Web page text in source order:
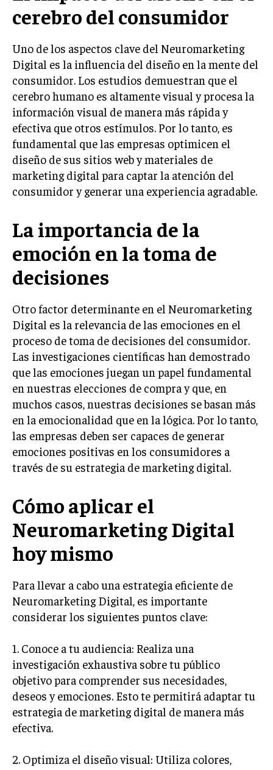
FINANZAS
FINANZAS Y CONTABILIDAD
GESTIÓN DE RECURSOS FINANCIEROS
INVERSIONES Y MERCADOS FINANCIEROS
CONTABILIDAD EMPRESARIAL
INTERNACIONAL
NEGOCIOS INTERNACIONALES
COMERCIO INTERNACIONAL
IMPORTACIÓN Y EXPORTACIÓN
ALIANZAS ESTRATÉGICAS
TECNOLOGIA
TRANSFORMACIÓN DIGITAL
ANALÍTICA EMPRESARIAL Y BUSINESS
INTELLIGENCE
CIBERSEGURIDAD EMPRESARIAL
ESTRATEGIA
EMPRESAS FAMILIARES Y SUCESIÓN
GESTIÓN DEL RIESGO EMPRESARIAL
DERECHO EMPRESARIAL Y REGULACIONES
ÉXITO EMPRESARIAL Y CASOS DE ESTUDIO
GOBIERNO CORPORATIVO
NEGOCIOS
ESTRATEGIAS DE NEGOCIOS
MARKETING B2B
FRANQUICIAS
MARKETING DE INFLUENCERS
E-COMMERCE
E-COMMERCE Y COMERCIO ELECTRÓNICO
PRECIOS
cerebro del consumidor
Uno de los aspectos clave del Neuromarketing
Digital es la influencia del diseño en la mente del
consumidor. Los estudios demuestran que el
cerebro humano es altamente visual y procesa la
información visual de manera más rápida y
efectiva que otros estímulos. Por lo tanto, es
fundamental que las empresas optimicen el
diseño de sus sitios web y materiales de
marketing digital para captar la atención del
consumidor y generar una experiencia agradable.
La importancia de la
emoción en la toma de
decisiones
Otro factor determinante en el Neuromarketing
Digital es la relevancia de las emociones en el
proceso de toma de decisiones del consumidor.
Las investigaciones científicas han demostrado
que las emociones juegan un papel fundamental
en nuestras elecciones de compra y que, en
muchos casos, nuestras decisiones se basan más
en la emocionalidad que en la lógica. Por lo tanto,
las empresas deben ser capaces de generar
emociones positivas en los consumidores a
través de su estrategia de marketing digital.
Cómo aplicar el
Neuromarketing Digital
hoy mismo
Para llevar a cabo una estrategia eficiente de
Neuromarketing Digital, es importante
considerar los siguientes puntos clave:
1. Conoce a tu audiencia: Realiza una
investigación exhaustiva sobre tu público
objetivo para comprender sus necesidades,
deseos y emociones. Esto te permitirá adaptar tu
estrategia de marketing digital de manera más
efectiva.
2. Optimiza el diseño visual: Utiliza colores,